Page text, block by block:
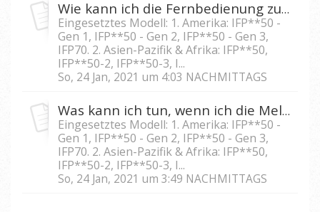
Wie kann ich die Fernbedienung zum sperren von IFP5550/IFP6550/IFP 7550/IFP8650 verwenden?
Eingesetztes Modell: 1. Amerika: IFP**50 -
Gen 1, IFP**50 - Gen 2, IFP**50 - Gen 3,
IFP70. 2. Asien-Pazifik & Afrika: IFP**50,
IFP**50-2, IFP**50-3, I...
So, 24 Jan, 2021 um 4:03 NACHMITTAGS
Was kann ich tun, wenn ich die Meldung "Alle Funktionen gesperrt" auf dem IFP5550/IFP6550/IFP7550/IFP8650 sehe?
Eingesetztes Modell: 1. Amerika: IFP**50 -
Gen 1, IFP**50 - Gen 2, IFP**50 - Gen 3,
IFP70. 2. Asien-Pazifik & Afrika: IFP**50,
IFP**50-2, IFP**50-3, I...
So, 24 Jan, 2021 um 3:49 NACHMITTAGS